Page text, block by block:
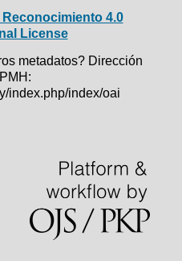
4.0
License
metadatos? Dirección
index.php/index/oai